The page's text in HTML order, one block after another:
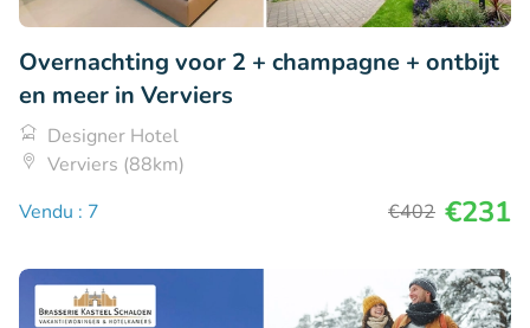
Overnachting voor 2 + champagne + ontbijt
en meer in Verviers
Designer Hotel
Verviers (88km)
Vendu : 7
€402 €231